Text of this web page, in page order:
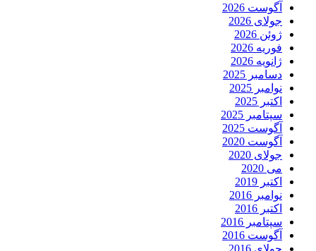
آگوست 2026
جولای 2026
ژوئن 2026
فوریه 2026
ژانویه 2026
دسامبر 2025
نوامبر 2025
اکتبر 2025
سپتامبر 2025
آگوست 2025
آگوست 2020
جولای 2020
می 2020
اکتبر 2019
نوامبر 2016
اکتبر 2016
سپتامبر 2016
آگوست 2016
جولای 2016